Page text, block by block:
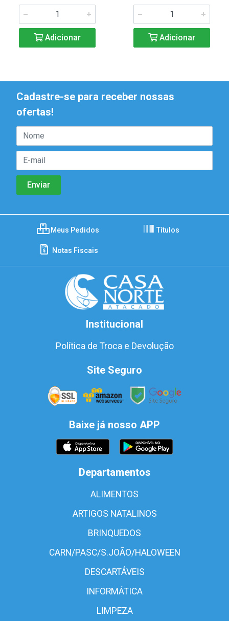
Adicionar Adicionar
Cadastre-se para receber nossas
ofertas!
Meus Pedidos Títulos
Notas Fiscais
Institucional
Política de Troca e Devolução
Site Seguro
Baixe já nosso APP
Departamentos
ALIMENTOS
ARTIGOS NATALINOS
BRINQUEDOS
CARN/PASC/S.JOÃO/HALOWEEN
DESCARTÁVEIS
INFORMÁTICA
LIMPEZA